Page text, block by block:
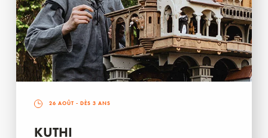
26 AOÛT - DÈS 3 ANS
KUTHI